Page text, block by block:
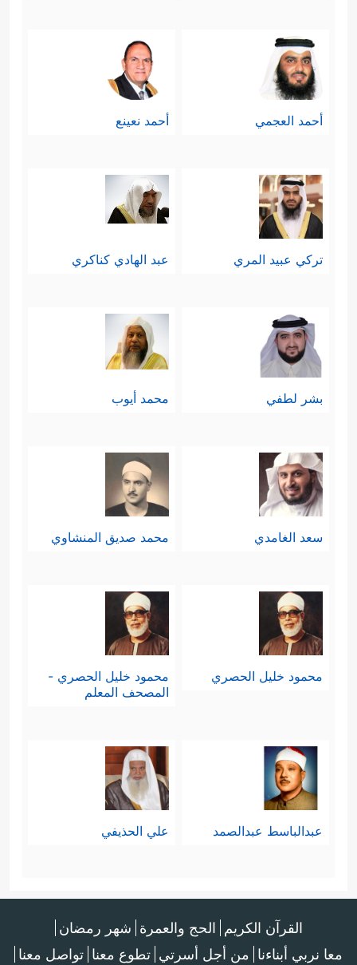
أحمد العجمي أحمد نعينع
تركي عبيد المري عبد الهادي كناكري
بشر لطفي محمد أيوب
سعد الغامدي محمد صديق المنشاوي
محمود خليل الحصري
محمود خليل الحصري -
المصحف المعلم
عبدالباسط عبدالصمد علي الحذيفي
القرآن الكريم الحج والعمرة شهر رمضان
معا نربي أبناءنا من أجل أسرتي تطوع معنا تواصل معنا